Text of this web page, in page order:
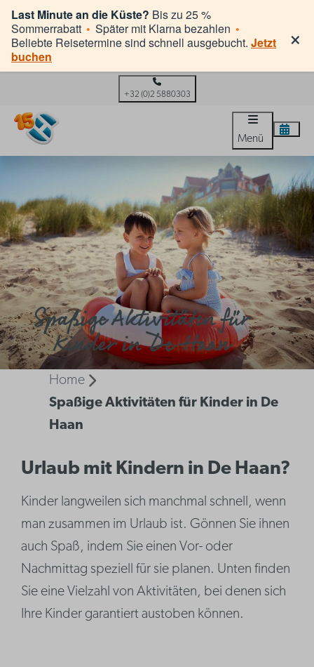
Last Minute an die Küste? Bis zu 25 %
Sommerrabatt • Später mit Klarna bezahlen •
Beliebte Reisetermine sind schnell ausgebucht. Jetzt
buchen
×
+32 (0)2 5880303
Menü
Spaßige Aktivitäten für
Kinder in De Haan
Home
Spaßige Aktivitäten für Kinder in De
Haan
Urlaub mit Kindern in De Haan?
Kinder langweilen sich manchmal schnell, wenn
man zusammen im Urlaub ist. Gönnen Sie ihnen
auch Spaß, indem Sie einen Vor- oder
Nachmittag speziell für sie planen. Unten finden
Sie eine Vielzahl von Aktivitäten, bei denen sich
Ihre Kinder garantiert austoben können.